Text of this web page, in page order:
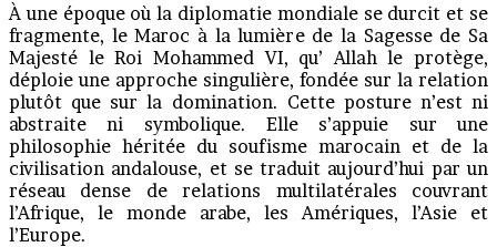
À une époque où la diplomatie mondiale se durcit et se
fragmente, le Maroc à la lumière de la Sagesse de Sa
Majesté le Roi Mohammed VI, qu’ Allah le protège,
déploie une approche singulière, fondée sur la relation
plutôt que sur la domination. Cette posture n’est ni
abstraite ni symbolique. Elle s’appuie sur une
philosophie héritée du soufisme marocain et de la
civilisation andalouse, et se traduit aujourd’hui par un
réseau dense de relations multilatérales couvrant
l’Afrique, le monde arabe, les Amériques, l’Asie et
l’Europe.